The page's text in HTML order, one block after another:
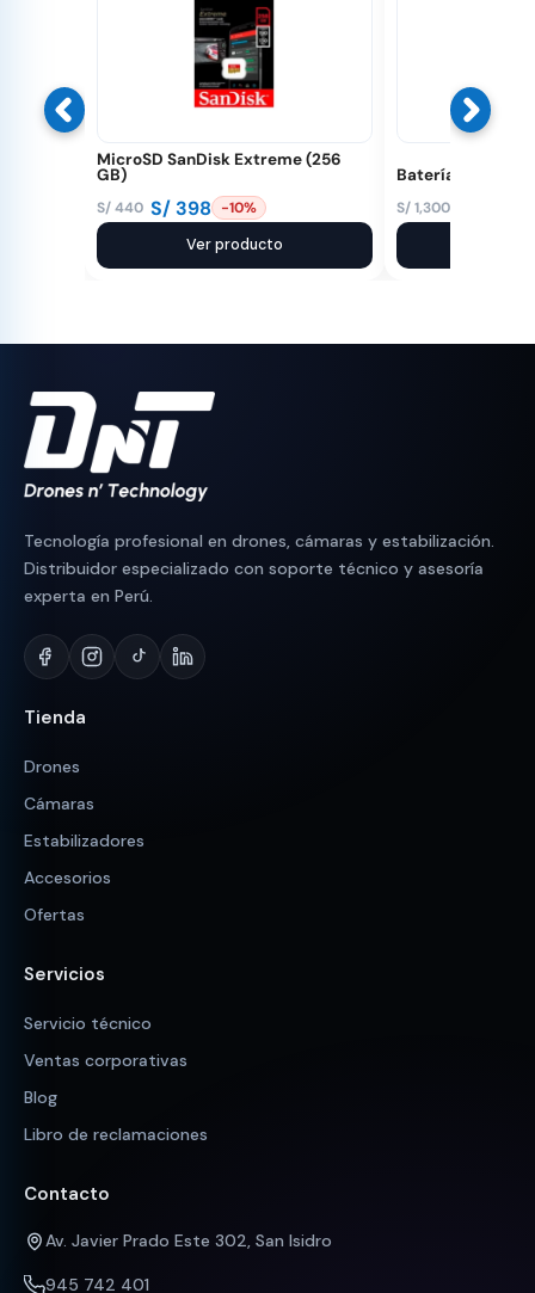
MicroSD SanDisk Extreme (256
GB)
S/440
El
original
S/ 398
El
actual
-10%
Ver producto
Batería Mavic 3
S/1,300
El
original
El
actual
Tecnología profesional en drones, cámaras y estabilización.
Distribuidor especializado con soporte técnico y asesoría
experta en Perú.
Tienda
Drones
Cámaras
Estabilizadores
Accesorios
Ofertas
Servicios
Servicio técnico
Ventas corporativas
Blog
Libro de reclamaciones
Contacto
Av. Javier Prado Este 302, San Isidro
945 742 401